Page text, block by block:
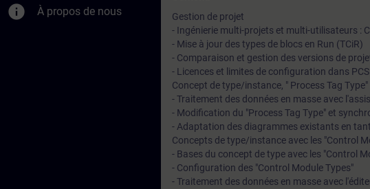
info À propos de nous
Gestion de projet
- Ingénierie multi-projets et multi-utilisateurs :
- Mise à jour des types de blocs en Run (TCiR)
- Comparaison et gestion des versions de
- Licences et limites de configuration dans
Concept de type/instance, " Process Tag Type"
- Traitement des données en masse avec
- Modification du "Process Tag Type" et
- Adaptation des diagrammes existants en
Concepts de type/instance avec les "Control
- Bases du concept de type avec les "Control
- Configuration des "Control Module Types"
- Traitement des données en masse avec